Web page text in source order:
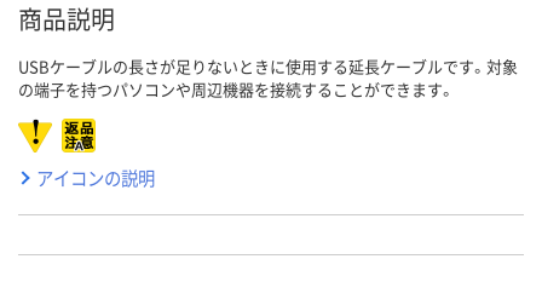
商品説明
USBケーブルの長さが足りないときに使用する延長ケーブルです。対象
の端子を持つパソコンや周辺機器を接続することができます。
アイコンの説明